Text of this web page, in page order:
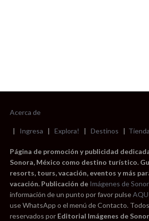
Acerca de
| Ingresa | Explora! | Destinos | Tienda
Página de promoción y publicidad
Sonora, México como destino turístico.
resorts, tours, vacación, eventos y más
vacación. Publicación de Imágenes de
información de un punto por favor pulse
use WhatsApp o el menú de Contacto.
reservados por Editorial Imágenes de